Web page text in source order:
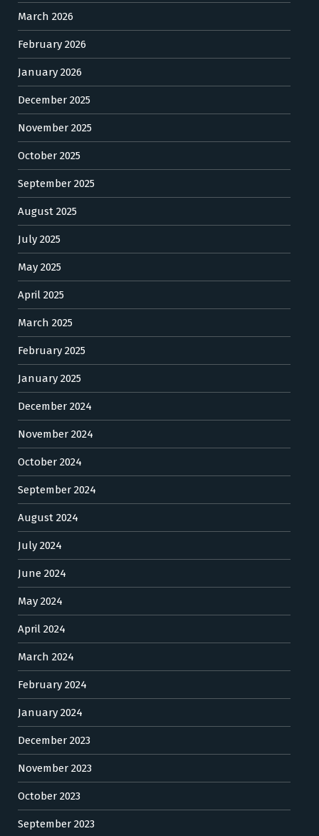
March 2026
February 2026
January 2026
December 2025
November 2025
October 2025
September 2025
August 2025
July 2025
May 2025
April 2025
March 2025
February 2025
January 2025
December 2024
November 2024
October 2024
September 2024
August 2024
July 2024
June 2024
May 2024
April 2024
March 2024
February 2024
January 2024
December 2023
November 2023
October 2023
September 2023